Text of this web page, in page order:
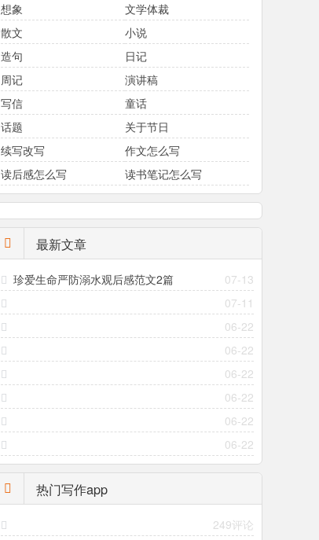
想象
文学体裁
散文
小说
造句
日记
周记
演讲稿
写信
童话
话题
关于节日
续写改写
作文怎么写
读后感怎么写
读书笔记怎么写
最新文章
07-13
珍爱生命严防溺水观后感范文2篇
07-11
06-22
06-22
06-22
06-22
06-22
06-22
热门写作app
249评论